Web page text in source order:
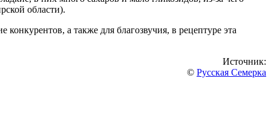
области).
а также для благозвучия, в рецептуре эта
Источник:
© Русская Семерка